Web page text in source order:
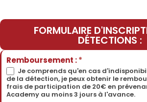
FORMULAIRE
DÉTECTIONS :
Détections
Physiques
Spring
2026 -
Remboursement :*
Je comprends qu'en cas
de la détection, je peux obtenir le
frais de participation de 20€ en
Academy au moins 3 jours à l'avance.